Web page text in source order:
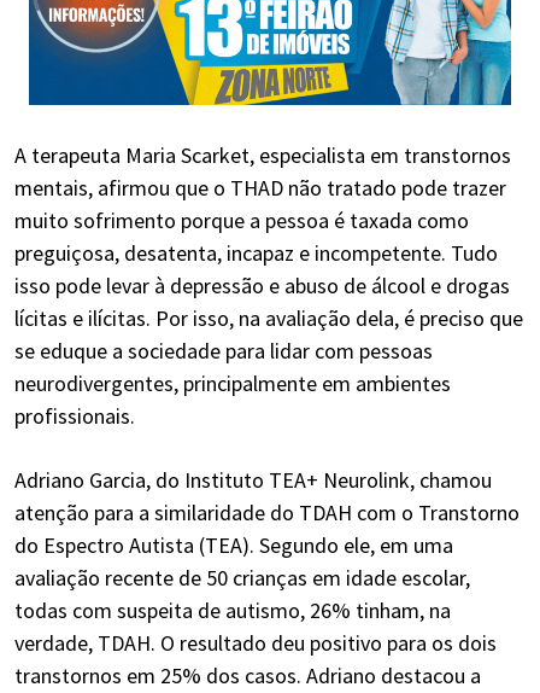
A terapeuta Maria Scarket, especialista em transtornos
mentais, afirmou que o THAD não tratado pode trazer
muito sofrimento porque a pessoa é taxada como
preguiçosa, desatenta, incapaz e incompetente. Tudo
isso pode levar à depressão e abuso de álcool e drogas
lícitas e ilícitas. Por isso, na avaliação dela, é preciso que
se eduque a sociedade para lidar com pessoas
neurodivergentes, principalmente em ambientes
profissionais.
Adriano Garcia, do Instituto TEA+ Neurolink, chamou
atenção para a similaridade do TDAH com o Transtorno
do Espectro Autista (TEA). Segundo ele, em uma
avaliação recente de 50 crianças em idade escolar,
todas com suspeita de autismo, 26% tinham, na
verdade, TDAH. O resultado deu positivo para os dois
transtornos em 25% dos casos. Adriano destacou a